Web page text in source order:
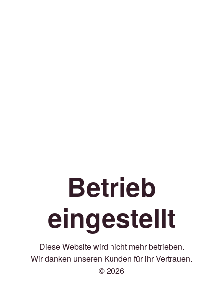
Betrieb
eingestellt
Diese Website wird nicht mehr betrieben.
Wir danken unseren Kunden für ihr Vertrauen.
© 2026